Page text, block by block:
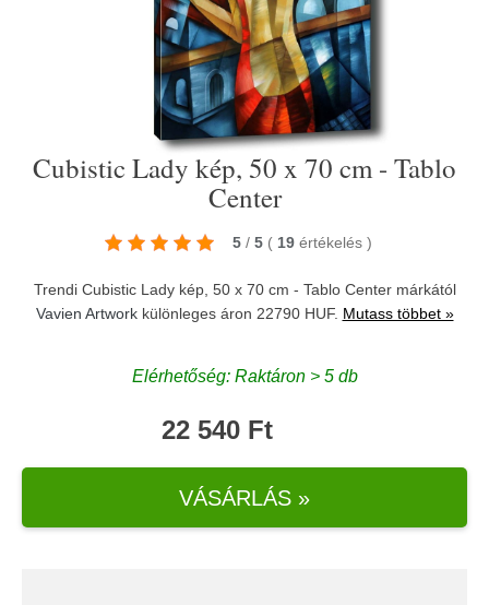
Cubistic Lady kép, 50 x 70 cm - Tablo
Center
5 / 5 ( 19 értékelés )
Trendi Cubistic Lady kép, 50 x 70 cm - Tablo Center márkától
Vavien Artworkkülönleges áron 22790 HUF. Mutass többet »
Elérhetőség: Raktáron > 5 db
22 540 Ft
VÁSÁRLÁS »